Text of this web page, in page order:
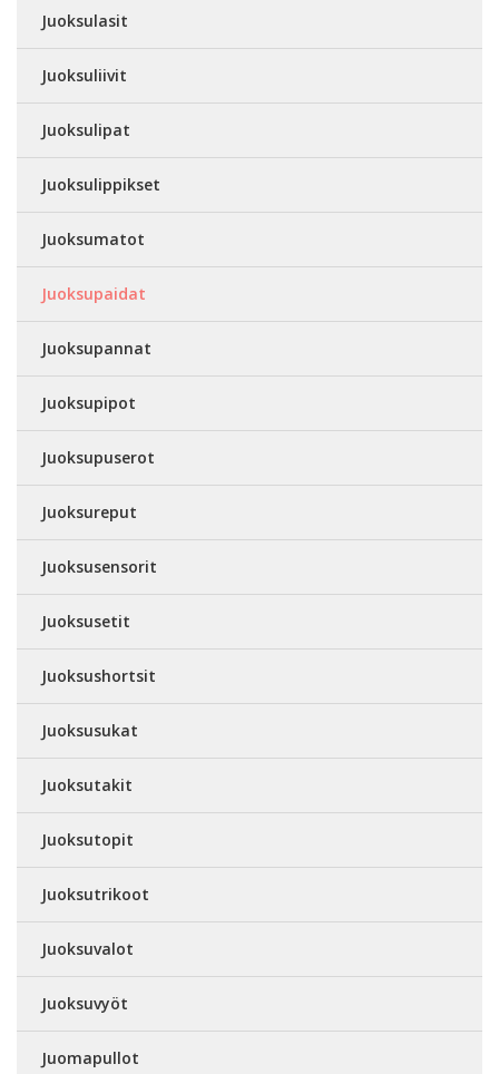
Juoksulasit
Juoksuliivit
Juoksulipat
Juoksulippikset
Juoksumatot
Juoksupaidat
Juoksupannat
Juoksupipot
Juoksupuserot
Juoksureput
Juoksusensorit
Juoksusetit
Juoksushortsit
Juoksusukat
Juoksutakit
Juoksutopit
Juoksutrikoot
Juoksuvalot
Juoksuvyöt
Juomapullot